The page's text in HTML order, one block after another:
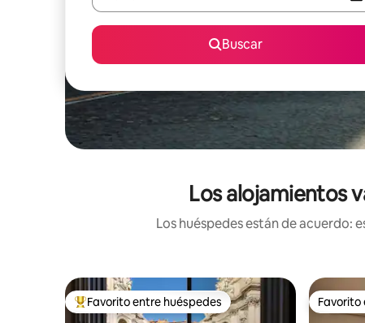
Buscar
Los alojamientos
Los huéspedes están de acuerdo:
De los mejores en Favorito entre huéspedes
Favorito entre huéspedes Favorito
Favorito